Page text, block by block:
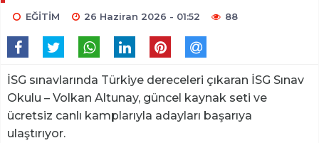
EĞİTİM 26 Haziran 2026 - 01:52 88
İSG sınavlarında Türkiye dereceleri çıkaran İSG Sınav
Okulu – Volkan Altunay, güncel kaynak seti ve
ücretsiz canlı kamplarıyla adayları başarıya
ulaştırıyor.